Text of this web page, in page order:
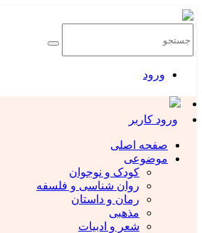
ورود
ورود کاربر
صفحه اصلی
موضوعی
کودک و نوجوان
روان شناسی و فلسفه
رمان و داستان
مذهبی
شعر و ادبیات